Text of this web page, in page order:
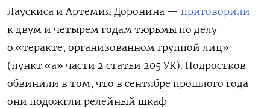
Лаускиса и Артемия Доронина — приговорили
к двум и четырем годам тюрьмы по делу
о «теракте, организованном группой лиц»
(пункт «а» части 2 статьи 205 УК). Подростков
обвинили в том, что в сентябре прошлого года
они подожгли релейный шкаф